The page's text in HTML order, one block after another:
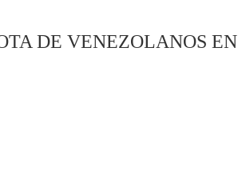
DE VENEZOLANOS EN